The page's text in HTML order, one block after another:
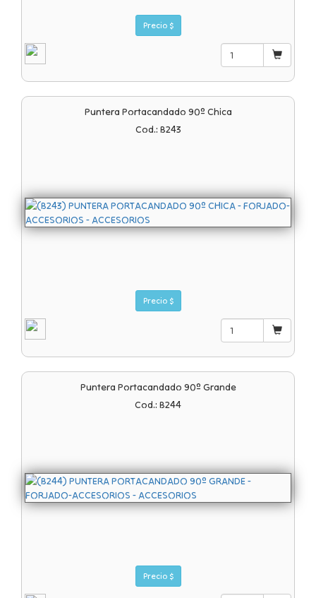
Precio $
Puntera Portacandado 90º Chica
Cod.: B243
Precio $
Puntera Portacandado 90º Grande
Cod.: B244
Precio $